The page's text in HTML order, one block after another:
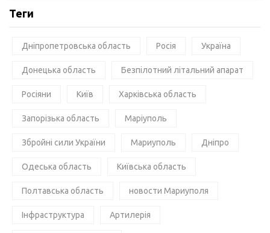
Теги
Дніпропетровська область Росія Україна
Донецька область Безпілотний літальний апарат
Росіяни Київ Харківська область
Запорізька область Маріуполь
Збройні сили України Мариуполь Дніпро
Одеська область Київська область
Полтавська область новости Мариуполя
Інфраструктура Артилерія